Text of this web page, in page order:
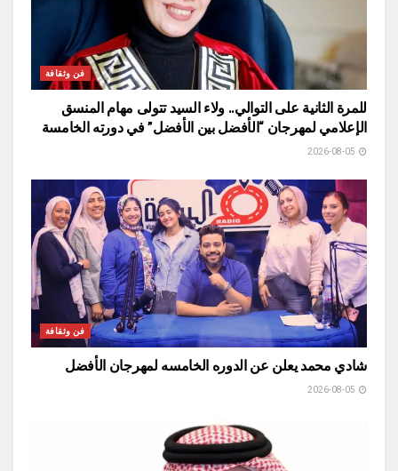
فن وثقافة
للمرة الثانية على التوالي.. ولاء السيد تتولى مهام المنسق
الإعلامي لمهرجان “الأفضل بين الأفضل” في دورته الخامسة
فن وثقافة
شادي محمد يعلن عن الدوره الخامسه لمهرجان الأفضل